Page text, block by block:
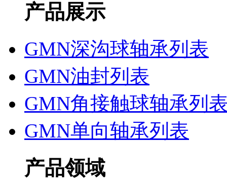
产品展示
GMN深沟球轴承列表
GMN油封列表
GMN角接触球轴承列
GMN单向轴承列表
产品领域